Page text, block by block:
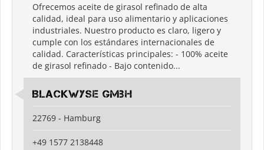
Ofrecemos aceite de girasol refinado de alta
calidad, ideal para uso alimentario y aplicaciones
industriales. Nuestro producto es claro, ligero y
cumple con los estándares internacionales de
calidad. Características principales: - 100% aceite
de girasol refinado - Bajo contenido...
Blackwyse GmbH
22769 - Hamburg
+49 1577 2138448